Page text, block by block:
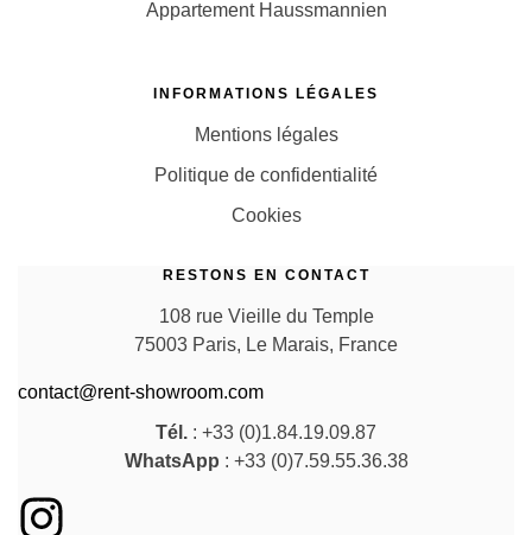
Appartement Haussmannien
INFORMATIONS LÉGALES
Mentions légales
Politique de confidentialité
Cookies
RESTONS EN CONTACT
108 rue Vieille du Temple
75003 Paris, Le Marais, France
contact@rent-showroom.com
Tél. : +33 (0)1.84.19.09.87
WhatsApp : +33 (0)7.59.55.36.38